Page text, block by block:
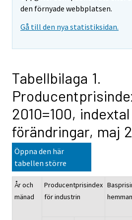
den förnyade webbplatsen.
Gå till den nya statistiksidan.
Tabellbilaga 1.
2010=100,
förändringar, maj
Öppna den här
tabellen större
År och
mänad
Producentprisindex
för industrin